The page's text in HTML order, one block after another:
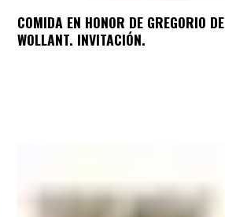
COMIDA EN HONOR DE GREGORIO DE
WOLLANT. INVITACIÓN.